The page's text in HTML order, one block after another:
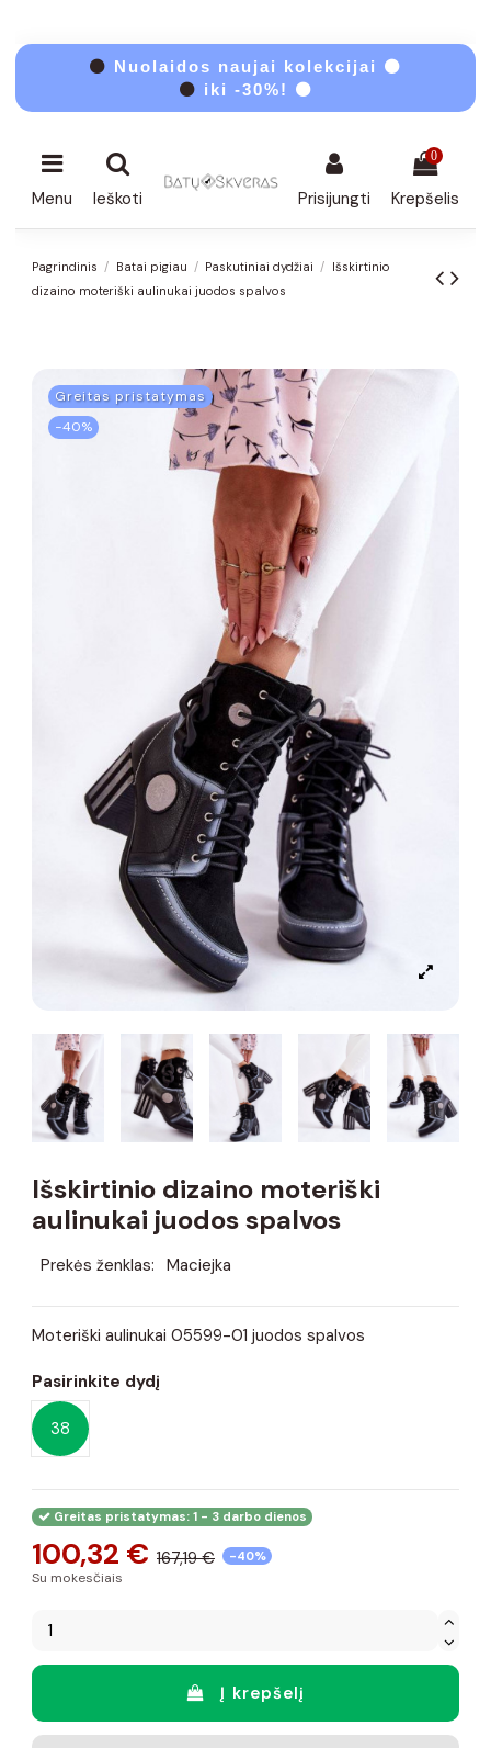
⚫ Nuolaidos naujai kolekcijai ⚫
⚫ iki -30%! ⚫
Menu Ieškoti Prisijungti
0
Krepšelis
Pagrindinis Batai pigiau Paskutiniai dydžiai
Išskirtinio
dizaino moteriški aulinukai juodos spalvos
Greitas pristatymas
−40%
Išskirtinio dizaino moteriški
aulinukai juodos spalvos
Prekės ženklas: Maciejka
Moteriški aulinukai 05599-01 juodos spalvos
Pasirinkite dydį
38
Greitas pristatymas: 1 - 3 darbo dienos
100,32 € 167,19 € -40%
Su mokesčiais
Į krepšelį